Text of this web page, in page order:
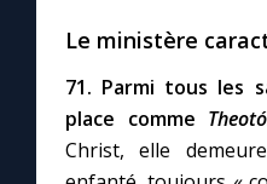
Le ministère
71. Parmi tous les
place comme
Christ, elle